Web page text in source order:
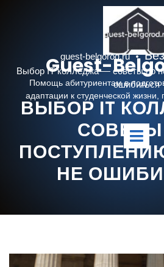
Guest-
Помощь абитуриентам в
адаптации к студенческой жизни,
guest-belgorod.ru
Выбор IT колледжа — советы по
ошибиться
ВЫБОР IT
НЕ